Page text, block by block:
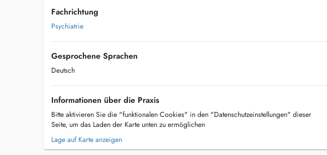
Fachrichtung
Psychiatrie
Gesprochene Sprachen
Deutsch
Informationen über die Praxis
Bitte aktivieren Sie die "funktionalen Cookies" in den "Datenschutzeinstellungen" dieser
Seite, um das Laden der Karte unten zu ermöglichen
Lage auf Karte anzeigen